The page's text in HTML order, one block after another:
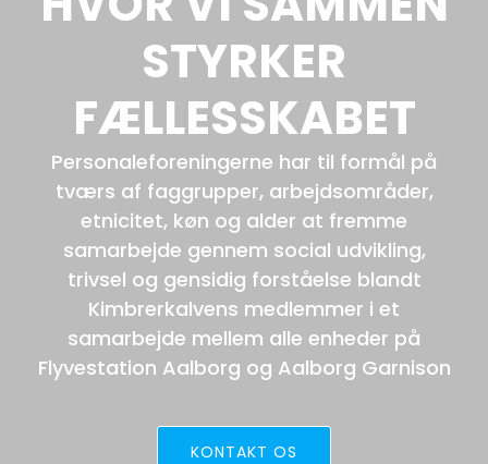
STYRKER
FÆLLESSKABET
Personaleforeningerne har til formål på
tværs af faggrupper, arbejdsområder,
etnicitet, køn og alder at fremme
samarbejde gennem social udvikling,
trivsel og gensidig forståelse blandt
Kimbrerkalvens medlemmer i et
samarbejde mellem alle enheder på
Flyvestation Aalborg og Aalborg Garnison
KONTAKT OS